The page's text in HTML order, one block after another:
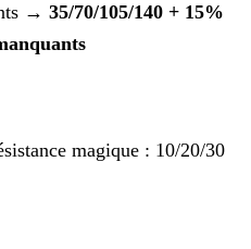
→ 35/70/105/140 + 15%
magique : 10/20/30